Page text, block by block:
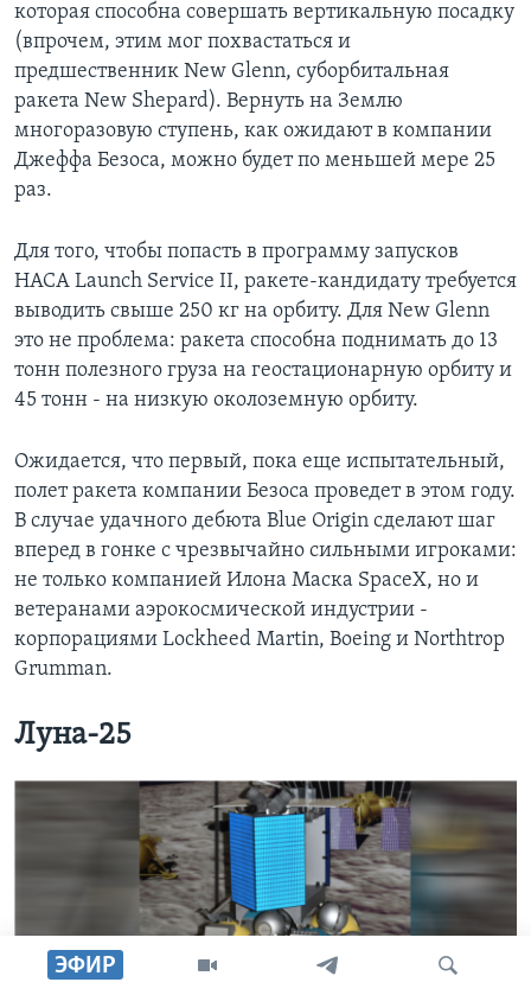
ЭФИР
которая способна совершать вертикальную посадку
(впрочем, этим мог похвастаться и
предшественник New Glenn, суборбитальная
ракета New Shepard). Вернуть на Землю
многоразовую ступень, как ожидают в компании
Джеффа Безоса, можно будет по меньшей мере 25
раз.
Для того, чтобы попасть в программу запусков
НАСА Launch Service II, ракете-кандидату требуется
выводить свыше 250 кг на орбиту. Для New Glenn
это не проблема: ракета способна поднимать до 13
тонн полезного груза на геостационарную орбиту и
45 тонн - на низкую околоземную орбиту.
Ожидается, что первый, пока еще испытательный,
полет ракета компании Безоса проведет в этом году.
В случае удачного дебюта Blue Origin сделают шаг
вперед в гонке с чрезвычайно сильными игроками:
не только компанией Илона Маска SpaceX, но и
ветеранами аэрокосмической индустрии -
корпорациями Lockheed Martin, Boeing и Northtrop
Grumman.
Луна-25